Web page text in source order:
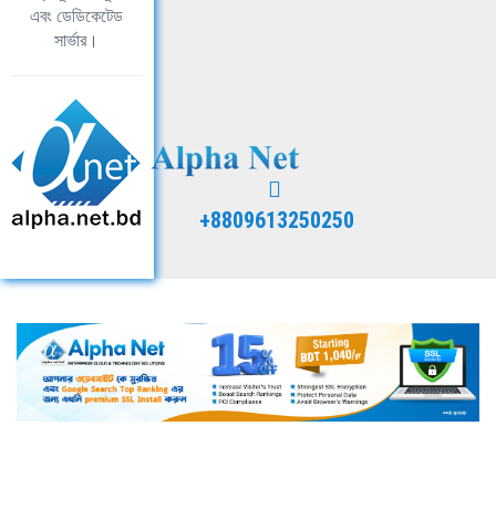
এবং ডেডিকেটেড
সার্ভার।
+8809613250250